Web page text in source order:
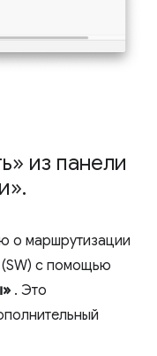
из панели
.
о маршрутизации
(SW) с помощью
. Это